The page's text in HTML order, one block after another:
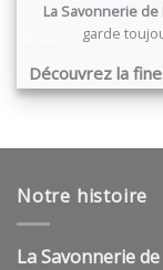
La Savonnerie
garde
Découvrez la
Notre histoire
La Savonnerie